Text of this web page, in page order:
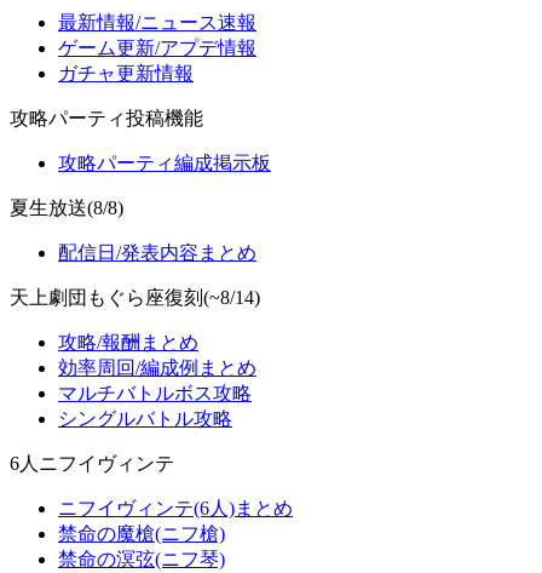
最新情報/ニュース速報
ゲーム更新/アプデ情報
ガチャ更新情報
攻略パーティ投稿機能
攻略パーティ編成掲示板
夏生放送(8/8)
配信日/発表内容まとめ
天上劇団もぐら座復刻(~8/14)
攻略/報酬まとめ
効率周回/編成例まとめ
マルチバトルボス攻略
シングルバトル攻略
6人ニフイヴィンテ
ニフイヴィンテ(6人)まとめ
禁命の魔槍(ニフ槍)
禁命の溟弦(ニフ琴)